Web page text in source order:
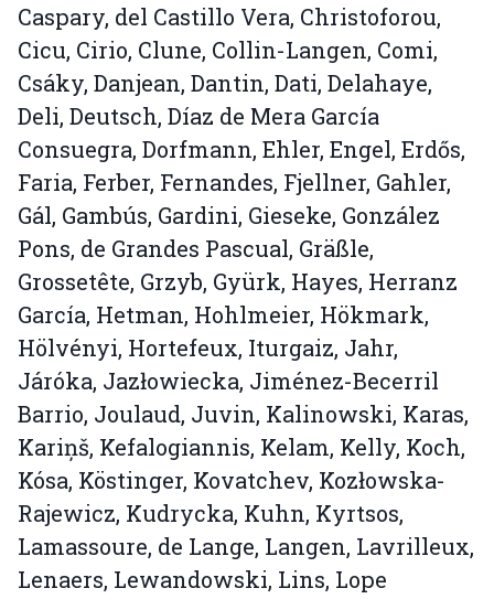
Caspary, del Castillo Vera, Christoforou,
Cicu, Cirio, Clune, Collin-Langen, Comi,
Csáky, Danjean, Dantin, Dati, Delahaye,
Deli, Deutsch, Díaz de Mera García
Consuegra, Dorfmann, Ehler, Engel, Erdős,
Faria, Ferber, Fernandes, Fjellner, Gahler,
Gál, Gambús, Gardini, Gieseke, González
Pons, de Grandes Pascual, Gräßle,
Grossetête, Grzyb, Gyürk, Hayes, Herranz
García, Hetman, Hohlmeier, Hökmark,
Hölvényi, Hortefeux, Iturgaiz, Jahr,
Járóka, Jazłowiecka, Jiménez-Becerril
Barrio, Joulaud, Juvin, Kalinowski, Karas,
Kariņš, Kefalogiannis, Kelam, Kelly, Koch,
Kósa, Köstinger, Kovatchev, Kozłowska-
Rajewicz, Kudrycka, Kuhn, Kyrtsos,
Lamassoure, de Lange, Langen, Lavrilleux,
Lenaers, Lewandowski, Lins, Lope